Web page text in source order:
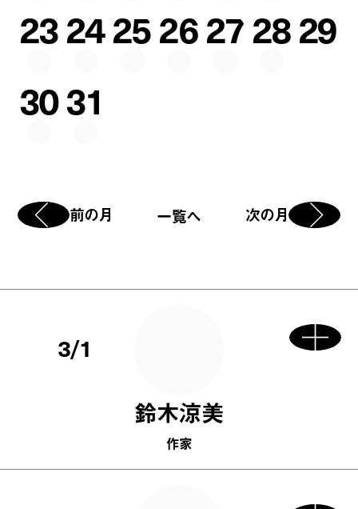
23242526272829
3031
前の月 一覧へ 次の月
3/1
鈴木涼美
作家